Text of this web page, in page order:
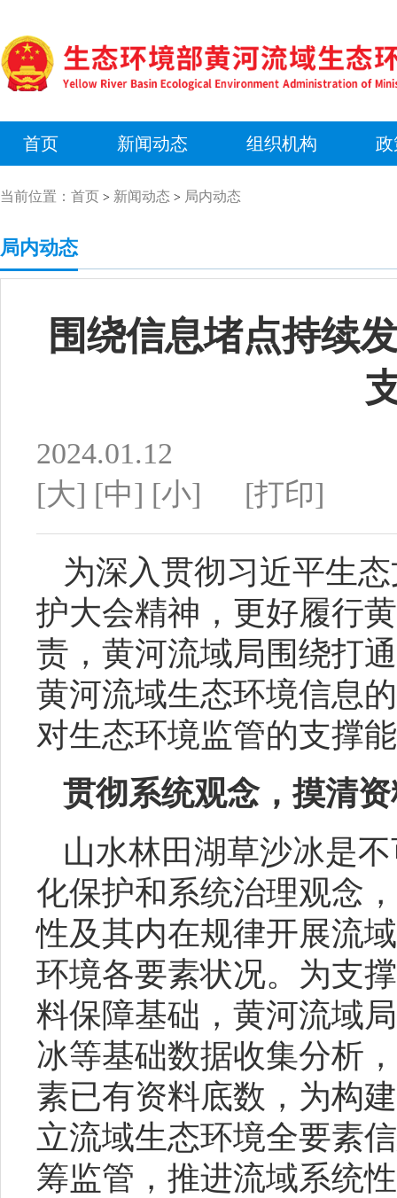
首页 新闻动态 组织机构 政
当前位置： 首页 > 新闻动态 > 局内动态
局内动态
围绕信息堵点持续
2024.01.12
[大] [中] [小] [打印]
为深入贯彻习近平生
护大会精神，更好履行
责，黄河流域局围绕打
黄河流域生态环境信息
对生态环境监管的支撑
贯彻系统观念，摸清
山水林田湖草沙冰是
化保护和系统治理观念
性及其内在规律开展流
环境各要素状况。为支
料保障基础，黄河流域
冰等基础数据收集分析
素已有资料底数，为构
立流域生态环境全要素
筹监管，推进流域系统